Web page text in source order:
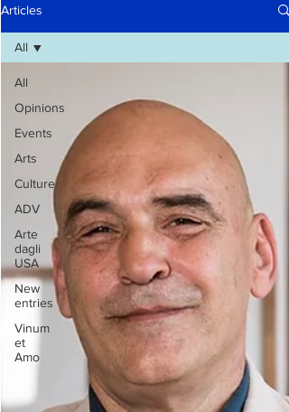
Articles
All
Opinions
Events
Arts
Culture
ADV
Arte
dagli
USA
New
entries
Vinum
et
Amo
All